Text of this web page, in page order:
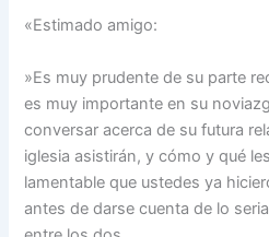
«Estimado amigo:
»Es muy prudente de su parte
es muy importante en su
conversar acerca de su futura
iglesia asistirán, y cómo y qué
lamentable que ustedes ya
antes de darse cuenta de lo